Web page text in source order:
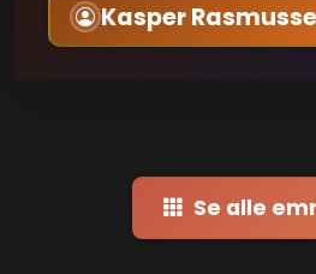
Kasper
Se alle